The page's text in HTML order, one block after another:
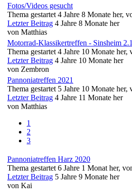
Fotos/Videos gesucht
Thema gestartet 4 Jahre 8 Monate her,
Letzter Beitrag 4 Jahre 8 Monate her
von Matthias
Motorrad-Klassikertreffen - Sinsheim
Thema gestartet 4 Jahre 10 Monate her,
Letzter Beitrag 4 Jahre 10 Monate her
von Zembron
Pannoniatreffen 2021
Thema gestartet 5 Jahre 10 Monate her,
Letzter Beitrag 4 Jahre 11 Monate her
von Matthias
1
2
3
Pannoniatreffen Harz 2020
Thema gestartet 6 Jahre 1 Monat her,
Letzter Beitrag 5 Jahre 9 Monate her
von Kai